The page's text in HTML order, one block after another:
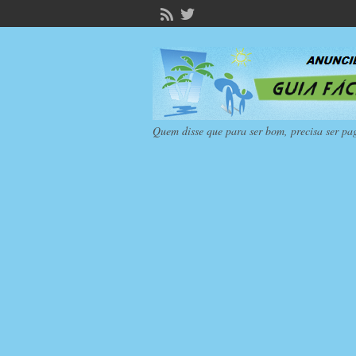
Quem disse que para ser bom, precisa ser